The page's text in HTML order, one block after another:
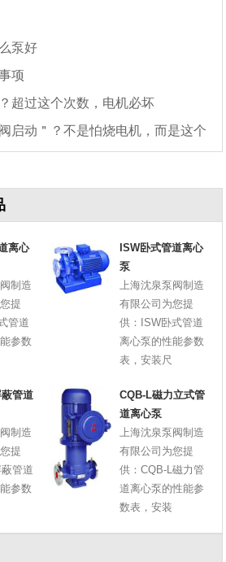
泵好
项
超过这个次数，电机必坏
启动＂？不是怕烧电机，而是这个
离心
制造
提
管道
参数
ISW卧式管道离心
泵
上海沈泉泵阀制造
有限公司为您提
供：ISW卧式管道
离心泵的性能参数
表，安装尺
管道
制造
提
管道
参数
CQB-L磁力立式管
道离心泵
上海沈泉泵阀制造
有限公司为您提
供：CQB-L磁力管
道离心泵的性能参
数表，安装